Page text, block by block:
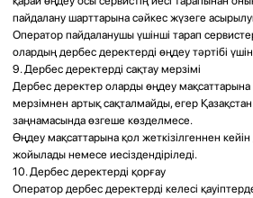
Функциональная ринопластика
Эндоскопические операции на пазухах
Лечение храпа
Удаление носовых полипов
Удаление аденоидов
Лечение ангины и тонзиллита
Промывание миндалин
Удаление миндалин